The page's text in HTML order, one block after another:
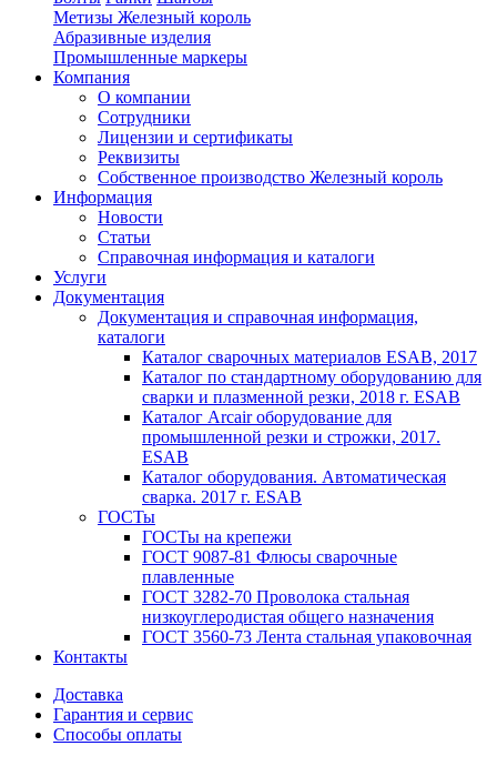
Метизы Железный король
Абразивные изделия
Промышленные маркеры
Компания
О компании
Сотрудники
Лицензии и сертификаты
Реквизиты
Собственное производство Железный король
Информация
Новости
Статьи
Справочная информация и каталоги
Услуги
Документация
Документация и справочная информация,
каталоги
Каталог сварочных материалов ESAB, 2017
Каталог по стандартному оборудованию для
сварки и плазменной резки, 2018 г. ESAB
Каталог Arcair оборудование для
промышленной резки и строжки, 2017.
ESAB
Каталог оборудования. Автоматическая
сварка. 2017 г. ESAB
ГОСТы
ГОСТы на крепежи
ГОСТ 9087-81 Флюсы сварочные
плавленные
ГОСТ 3282-70 Проволока стальная
низкоуглеродистая общего назначения
ГОСТ 3560-73 Лента стальная упаковочная
Контакты
Доставка
Гарантия и сервис
Способы оплаты